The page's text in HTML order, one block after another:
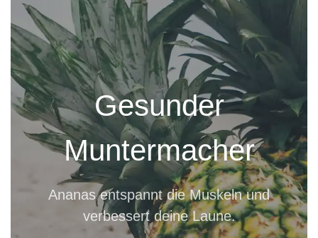
Gesunder
Muntermacher
Ananas entspannt die Muskeln und
verbessert deine Laune.